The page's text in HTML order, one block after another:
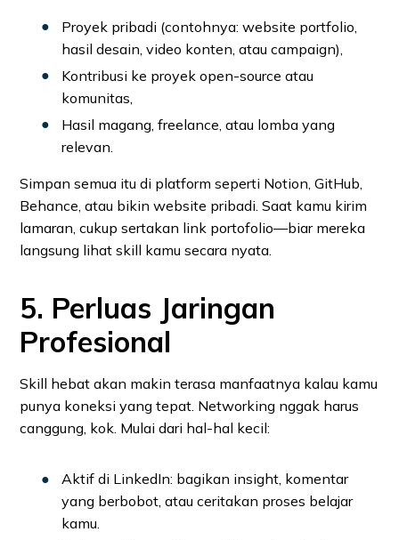
Proyek pribadi (contohnya: website portfolio,
hasil desain, video konten, atau campaign),
Kontribusi ke proyek open-source atau
komunitas,
Hasil magang, freelance, atau lomba yang
relevan.
Simpan semua itu di platform seperti Notion, GitHub,
Behance, atau bikin website pribadi. Saat kamu kirim
lamaran, cukup sertakan link portofolio—biar mereka
langsung lihat skill kamu secara nyata.
5. Perluas Jaringan
Profesional
Skill hebat akan makin terasa manfaatnya kalau kamu
punya koneksi yang tepat. Networking nggak harus
canggung, kok. Mulai dari hal-hal kecil:
Aktif di LinkedIn: bagikan insight, komentar
yang berbobot, atau ceritakan proses belajar
kamu.